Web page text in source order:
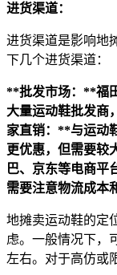
进货渠道：
进货渠道是影响地
下几个进货渠道：
**批发市场：**福
大量运动鞋批发商
家直销：**与运动
更优惠，但需要较
巴、京东等电商平
需要注意物流成本
地摊卖运动鞋的定
虑。一般情况下，
左右。对于高仿或